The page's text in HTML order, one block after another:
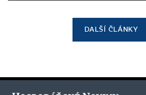
DALŠÍ ČLÁNKY